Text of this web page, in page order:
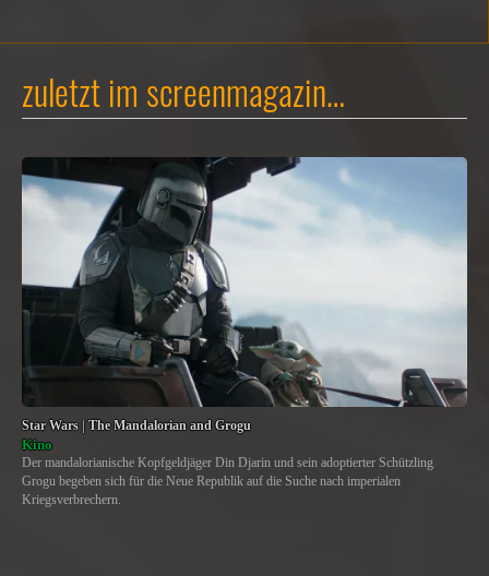
zuletzt im screenmagazin…
Star Wars | The Mandalorian and Grogu
Kino
Der mandalorianische Kopfgeldjäger Din Djarin und sein adoptierter Schützling
Grogu begeben sich für die Neue Republik auf die Suche nach imperialen
Kriegsverbrechern.